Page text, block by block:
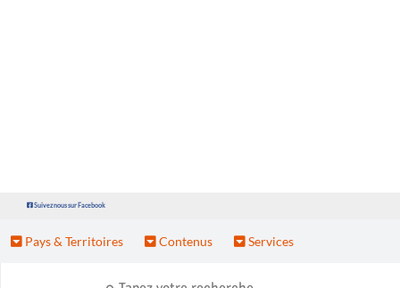
Suivez nous sur Facebook
Pays & Territoires Contenus Services